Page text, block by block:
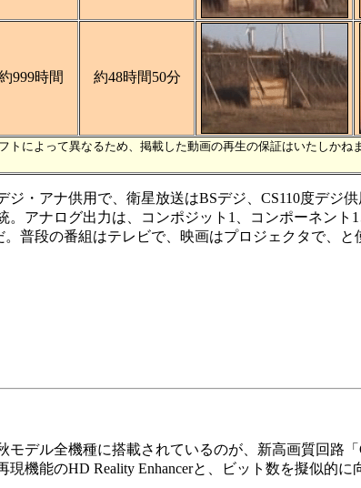
999時間 約48時間50分
トによって異なるため、掲載した動画の再生の保証はいたしかね
・アナ供用で、衛星放送はBSデジ、CS110度デジ供
アナログ出力は、コンポジット1、コンポーネント
普段の番組はテレビで、映画はプロジェクタで、と
デル全機種に搭載されているのが、新高画質回路
機能のHD Reality Enhancerと、ビット数を擬似的に